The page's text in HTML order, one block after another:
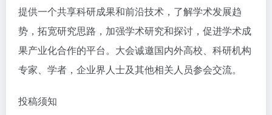
提供一个共享科研成果和前沿技术，了解学术发展趋
势，拓宽研究思路，加强学术研究和探讨，促进学术成
果产业化合作的平台。大会诚邀国内外高校、科研机构
专家、学者，企业界人士及其他相关人员参会交流。
投稿须知